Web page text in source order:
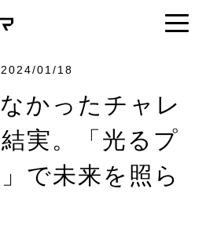
2024/01/18
かったチャレ
実。「光るプ
で未来を照ら